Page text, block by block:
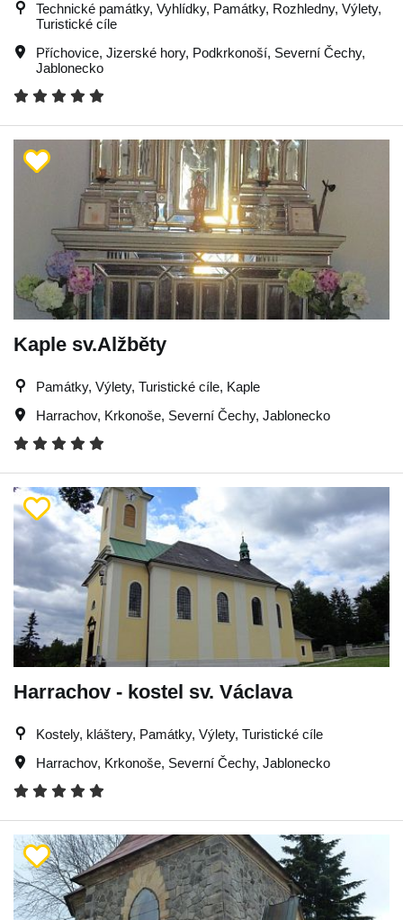
Technické památky, Vyhlídky, Památky, Rozhledny, Výlety,
Turistické cíle
Příchovice, Jizerské hory, Podkrkonoší, Severní Čechy,
Jablonecko
Kaple sv.Alžběty
Památky, Výlety, Turistické cíle, Kaple
Harrachov, Krkonoše, Severní Čechy, Jablonecko
Harrachov - kostel sv. Václava
Kostely, kláštery, Památky, Výlety, Turistické cíle
Harrachov, Krkonoše, Severní Čechy, Jablonecko